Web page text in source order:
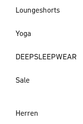
Loungeshorts
Yoga
DEEPSLEEPWEAR
Sale
Herren